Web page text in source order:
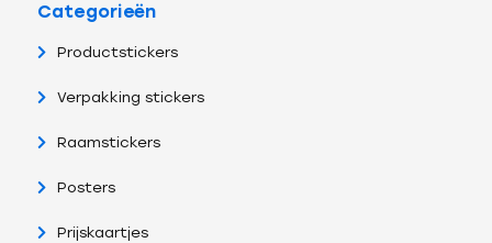
Categorieën
Productstickers
Verpakking stickers
Raamstickers
Posters
Prijskaartjes